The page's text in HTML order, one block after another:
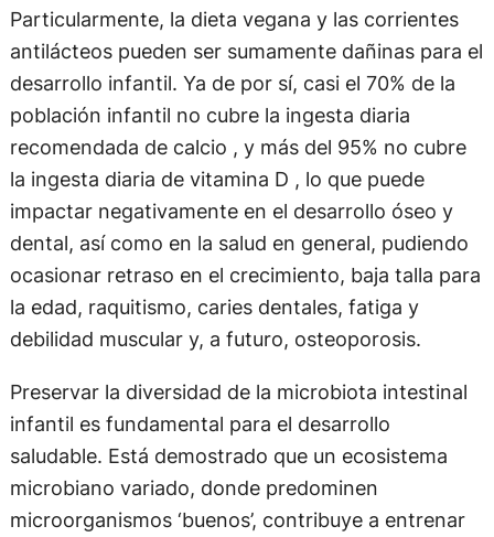
Particularmente, la dieta vegana y las corrientes
antilácteos pueden ser sumamente dañinas para el
desarrollo infantil. Ya de por sí, casi el 70% de la
población infantil no cubre la ingesta diaria
recomendada de calcio , y más del 95% no cubre
la ingesta diaria de vitamina D , lo que puede
impactar negativamente en el desarrollo óseo y
dental, así como en la salud en general, pudiendo
ocasionar retraso en el crecimiento, baja talla para
la edad, raquitismo, caries dentales, fatiga y
debilidad muscular y, a futuro, osteoporosis.
Preservar la diversidad de la microbiota intestinal
infantil es fundamental para el desarrollo
saludable. Está demostrado que un ecosistema
microbiano variado, donde predominen
microorganismos ‘buenos’, contribuye a entrenar